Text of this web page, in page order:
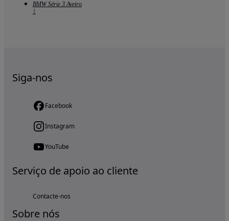
BMW Série 3 Aveiro
1
Siga-nos
Facebook
Instagram
YouTube
Serviço de apoio ao cliente
Contacte-nos
Sobre nós